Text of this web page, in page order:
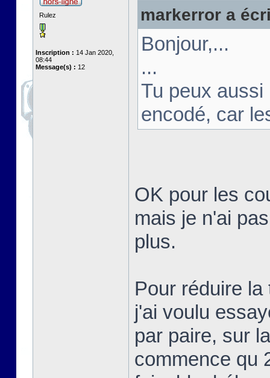
Rulez
Inscription : 14 Jan 2020,
08:44
Message(s) : 12
markerror a
Bonjour,...
...
Tu peux aussi
encodé, car
OK pour les
mais je n'ai
plus.
Pour réduire
j'ai voulu
par paire, sur
commence qu